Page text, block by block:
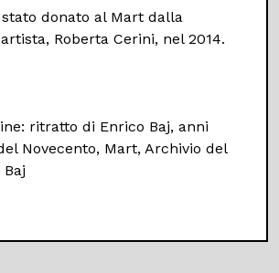
donato al Mart dalla
Roberta Cerini, nel 2014.
ritratto di Enrico Baj, anni
Novecento, Mart, Archivio del
Baj